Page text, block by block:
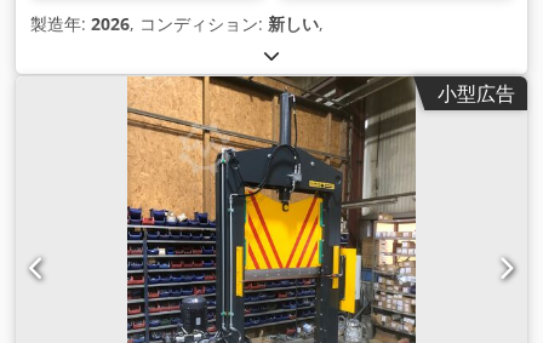
製造年: 2026, コンディション: 新しい,
小型広告